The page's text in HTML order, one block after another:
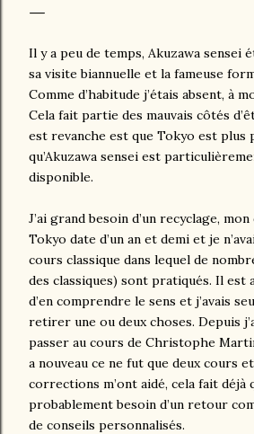
Il y a peu de temps, Akuzawa sensei
sa visite biannuelle et la fameuse
Comme d’habitude j’étais absent, à
Cela fait partie des mauvais côtés
est revanche est que Tokyo est plus
qu’Akuzawa sensei est
disponible.
J’ai grand besoin d’un recyclage,
Tokyo date d’un an et demi et je
cours classique dans lequel de
des classiques) sont pratiqués. Il est
d’en comprendre le sens et j’avais
retirer une ou deux choses. Depuis
passer au cours de Christophe
a nouveau ce ne fut que deux cours
corrections m’ont aidé, cela fait déjà
probablement besoin d’un retour
de conseils personnalisés.